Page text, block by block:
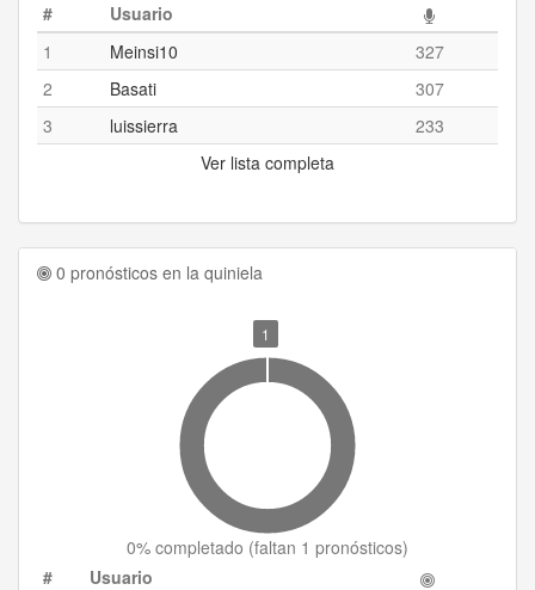
#
Usuario
1
Meinsi10
327
2
Basati
307
3
luissierra
233
Ver lista completa
0 pronósticos en la quiniela
1
0% completado (faltan 1 pronósticos)
#
Usuario